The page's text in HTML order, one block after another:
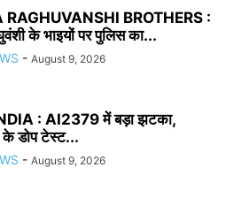
RAGHUVANSHI BROTHERS :
के भाइयों पर पुलिस का...
- August 9, 2026
: AI2379 में बड़ा झटका,
के डोप टेस्ट...
- August 9, 2026